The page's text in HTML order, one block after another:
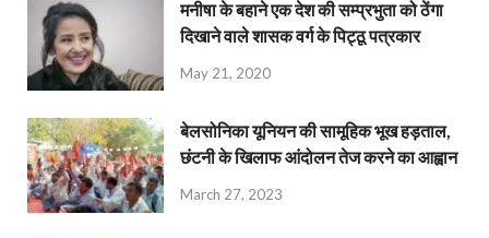
मनीषा के बहाने एक देश की सम्प्रभुता को ठेंगा
दिखाने वाले शासक वर्ग के पिट्ठू पत्रकार
May 21, 2020
बेलसोनिका यूनियन की सामूहिक भूख हड़ताल,
छंटनी के खिलाफ आंदोलन तेज करने का आह्वान
March 27, 2023